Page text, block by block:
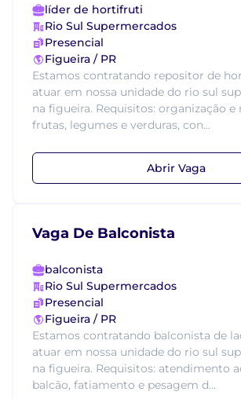
líder de hortifruti
Rio Sul Supermercados
Presencial
Figueira / PR
Estamos contratando repositor de
atuar em nossa unidade do rio sul
na figueira. Requisitos: organização e
frutas, legumes e verduras, con...
Abrir Vaga
Vaga De Balconista
balconista
Rio Sul Supermercados
Presencial
Figueira / PR
Estamos contratando balconista de
atuar em nossa unidade do rio sul
na figueira. Requisitos: atendimento
balcão, fatiamento e pesagem d...